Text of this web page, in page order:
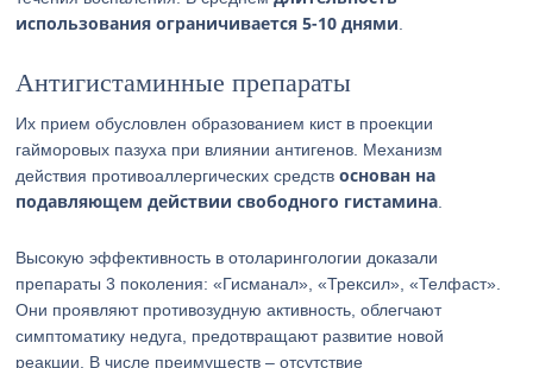
использования ограничивается 5-10 днями
Антигистаминные препараты
Их прием обусловлен образованием кист в проекции
гайморовых пазуха при влиянии антигенов. Механизм
действия противоаллергических средствоснован на
подавляющем действии свободного гистамина
Высокую эффективность в отоларингологии доказали
препараты 3 поколения: «Гисманал», «Трексил», «Телфаст».
Они проявляют противозудную активность, облегчают
симптоматику недуга, предотвращают развитие новой
реакции. В числе преимуществ – отсутствие